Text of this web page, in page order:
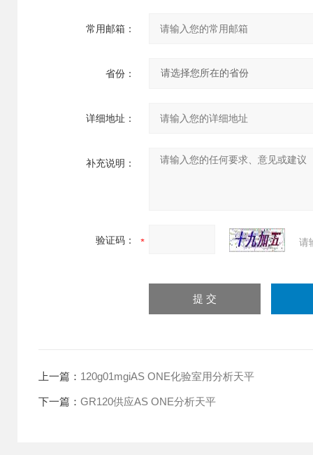
常用邮箱：
省份：
详细地址：
补充说明：
验证码： 请
上一篇： 120g01mgiAS ONE化验室用分析天平
下一篇： GR120供应AS ONE分析天平